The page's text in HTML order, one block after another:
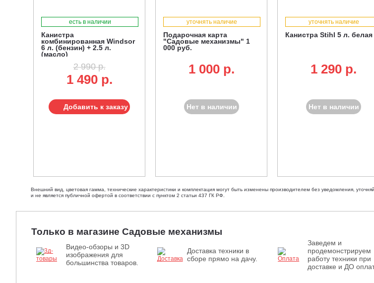
есть в наличии
Канистра
комбинированная Windsor
6 л. (бензин) + 2.5 л.
(масло)
2 990 р.
1 490 р.
Добавить к заказу
уточнять наличие
Подарочная карта
"Садовые механизмы" 1
000 руб.
1 000 p.
Нет в наличии
уточнять наличие
Канистра Stihl 5 л. белая
1 290 p.
Нет в наличии
Внешний вид, цветовая гамма, технические характеристики и комплектация могут быть изменены производителем без уведомления,
и не является публичной офертой в соответствии с пунктом 2 статьи 437 ГК РФ.
Только в магазине Садовые механизмы
Видео-обзоры и 3D
изображения для
большинства товаров.
Доставка техники в
сборе прямо на дачу.
Заведем и
продемонстрируем
работу техники при
доставке и ДО